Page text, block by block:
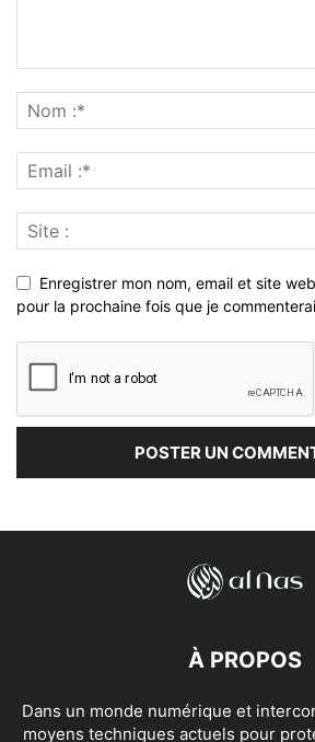
Enregistrer mon nom, email et site
pour la prochaine fois que je
À PROPOS
Dans un monde numérique et
moyens techniques actuels pour